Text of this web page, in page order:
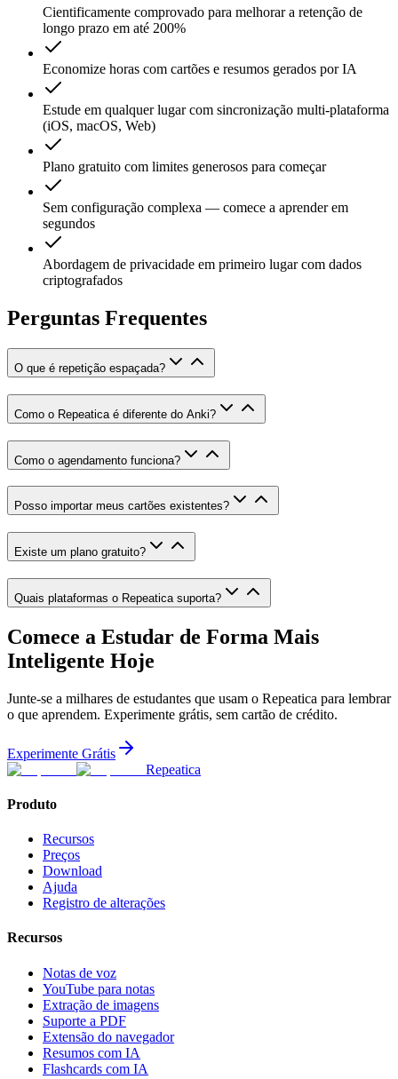
Cientificamente comprovado para melhorar a retenção de
longo prazo em até 200%
Economize horas com cartões e resumos gerados por IA
Estude em qualquer lugar com sincronização multi-plataforma
(iOS, macOS, Web)
Plano gratuito com limites generosos para começar
Sem configuração complexa — comece a aprender em
segundos
Abordagem de privacidade em primeiro lugar com dados
criptografados
Perguntas Frequentes
O que é repetição espaçada?
Como o Repeatica é diferente do Anki?
Como o agendamento funciona?
Posso importar meus cartões existentes?
Existe um plano gratuito?
Quais plataformas o Repeatica suporta?
Comece a Estudar de Forma Mais
Inteligente Hoje
Junte-se a milhares de estudantes que usam o Repeatica para lembrar
o que aprendem. Experimente grátis, sem cartão de crédito.
Experimente Grátis
Repeatica
Produto
Recursos
Preços
Download
Ajuda
Registro de alterações
Recursos
Notas de voz
YouTube para notas
Extração de imagens
Suporte a PDF
Extensão do navegador
Resumos com IA
Flashcards com IA